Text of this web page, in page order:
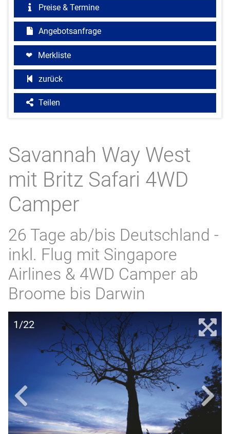
Preise & Termine
Angebotsanfrage
Merkliste
zurück
Teilen
Savannah Way West
mit Britz Safari 4WD
Camper
26 Tage ab/bis Deutschland -
inkl. Flug mit Singapore
Airlines & 4WD Camper ab
Broome bis Darwin
1/22